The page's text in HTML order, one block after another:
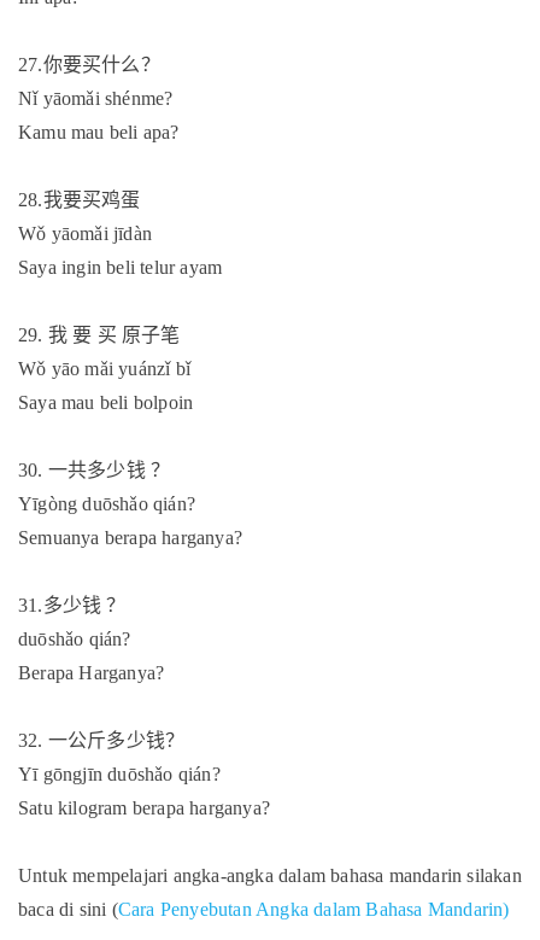
27.你要买什么？
Nǐ yāomǎi shénme?
Kamu mau beli apa?
28.我要买鸡蛋
Wǒ yāomǎi jīdàn
Saya ingin beli telur ayam
29. 我 要 买 原子笔
Wǒ yāo mǎi yuánzǐ bǐ
Saya mau beli bolpoin
30. 一共多少钱 ？
Yīgòng duōshǎo qián?
Semuanya berapa harganya?
31.多少钱 ？
duōshǎo qián?
Berapa Harganya?
32. 一公斤多少钱？
Yī gōngjīn duōshǎo qián?
Satu kilogram berapa harganya?
Untuk mempelajari angka-angka dalam bahasa mandarin silakan
baca di sini (Cara Penyebutan Angka dalam Bahasa Mandarin)